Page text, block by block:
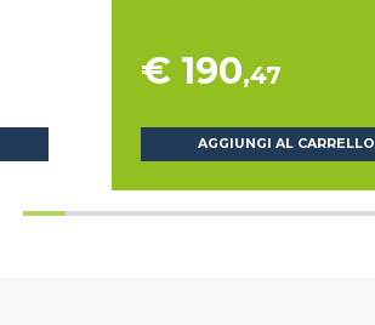
€ 190,47
AGGIUNGI AL CARRELLO